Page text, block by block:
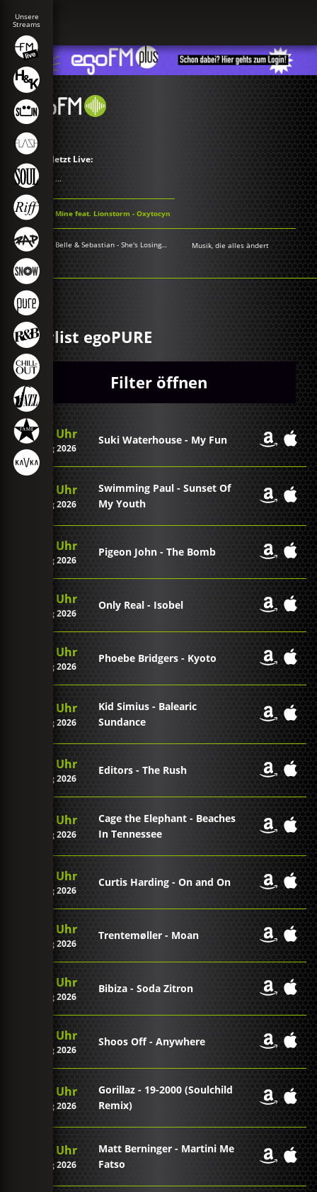
Jetzt Live:
...
Mine feat. Lionstorm - Oxytocyn
Belle & Sebastian - She's Losing It Musik, die alles ändert
Playlist egoPURE
Filter öffnen
00:22 Uhr
07. Aug 2026
Suki Waterhouse - My Fun
00:19 Uhr
07. Aug 2026
Swimming Paul - Sunset Of
My Youth
00:16 Uhr
07. Aug 2026
Pigeon John - The Bomb
00:13 Uhr
07. Aug 2026
Only Real - Isobel
00:10 Uhr
07. Aug 2026
Phoebe Bridgers - Kyoto
00:06 Uhr
07. Aug 2026
Kid Simius - Balearic
Sundance
00:02 Uhr
07. Aug 2026
Editors - The Rush
23:59 Uhr
06. Aug 2026
Cage the Elephant - Beaches
In Tennessee
23:56 Uhr
06. Aug 2026
Curtis Harding - On and On
23:52 Uhr
06. Aug 2026
Trentemøller - Moan
23:50 Uhr
06. Aug 2026
Bibiza - Soda Zitron
23:47 Uhr
06. Aug 2026
Shoos Off - Anywhere
23:43 Uhr
06. Aug 2026
Gorillaz - 19-2000 (Soulchild
Remix)
23:39 Uhr
06. Aug 2026
Matt Berninger - Martini Me
Fatso